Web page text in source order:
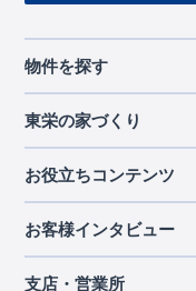
物件を探す
エリアから探す
北海道・東北
北海道
宮城県
千葉県
東栄の家づくり
長期優良住宅
住宅性能評価書
お役立ちコンテンツ
ご契約までの道のり
現地見学ガイド
お客様インタビュー
支店・営業所